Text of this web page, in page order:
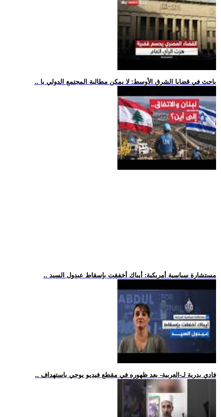
.. باحث في قضايا الشرق الأوسط: لا يمكن مطالبة المجتمع الدولي با
.. مستشارة سياسية أمريكية: أيباك أخفقت بإسقاط عبدول السيد
.. فادي بدرية لـ-العربية- بعد ظهوره في مقطع فيديو يوحي باستهداف